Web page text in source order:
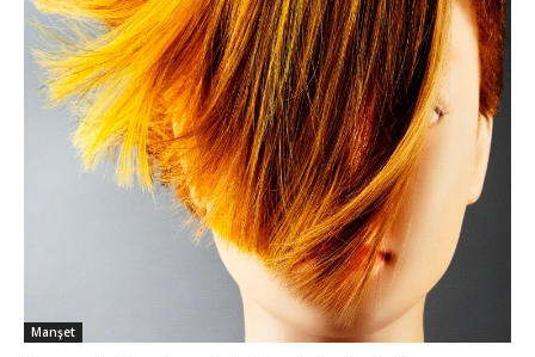
Manşet